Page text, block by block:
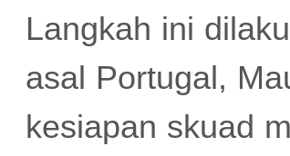
Langkah ini
asal Portugal,
kesiapan skuad